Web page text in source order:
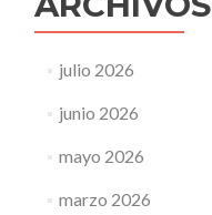
julio 2026
junio 2026
mayo 2026
marzo 2026